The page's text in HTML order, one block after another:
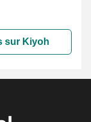
sur Kiyoh